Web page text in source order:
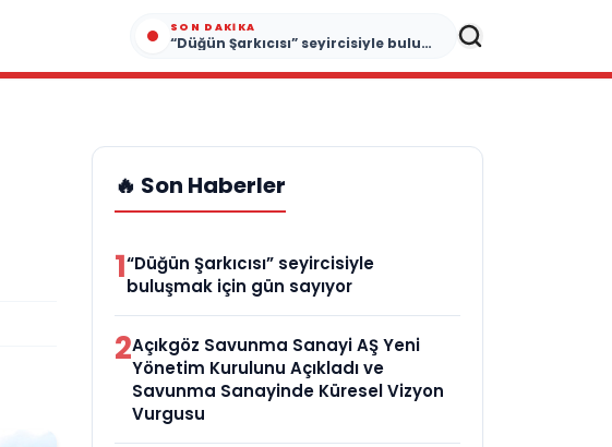
SON DAKIKA
“Düğün Şarkıcısı” seyircisiyle buluşmak için gün sayıyor
🔥 Son Haberler
1“Düğün Şarkıcısı” seyircisiyle
buluşmak için gün sayıyor
2Açıkgöz Savunma Sanayi AŞ Yeni
Yönetim Kurulunu Açıkladı ve
Savunma Sanayinde Küresel Vizyon
Vurgusu